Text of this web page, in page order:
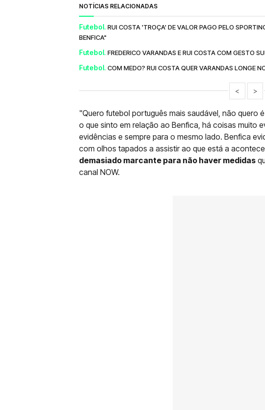
NOTÍCIAS RELACIONADAS
Futebol. RUI COSTA 'TROÇA' DE VALOR PAGO PELO
BENFICA"
Futebol. FREDERICO VARANDAS E RUI COSTA COM GESTO
Futebol. COM MEDO? RUI COSTA QUER VARANDAS LONGE
< >
"Quero futebol português mais saudável, não quero
o que sinto em relação ao Benfica, há coisas muito
evidências e sempre para o mesmo lado. Benfica
com olhos tapados a assistir ao que está a
demasiado marcante para não haver medidas
canal NOW.